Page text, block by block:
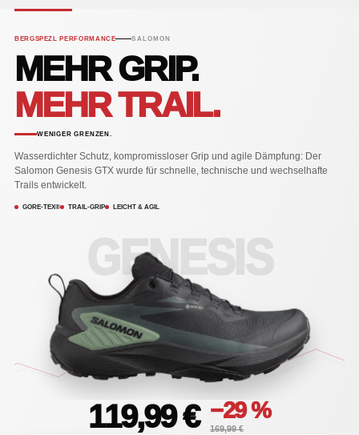
BERGSPEZL PERFORMANCE SALOMON
MEHR GRIP.
MEHR TRAIL.
WENIGER GRENZEN.
Wasserdichter Schutz, kompromissloser Grip und agile Dämpfung: Der
Salomon Genesis GTX wurde für schnelle, technische und wechselhafte
Trails entwickelt.
GORE-TEX® TRAIL-GRIP LEICHT & AGIL
GENESIS
119,99 € −29 %
169,99 €